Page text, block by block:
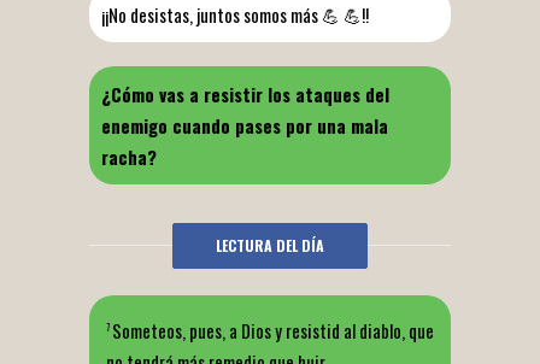
¡¡No desistas, juntos somos más 💪 💪!!
¿Cómo vas a resistir los ataques del
enemigo cuando pases por una mala
racha?
LECTURA DEL DÍA
7 Someteos, pues, a Dios y resistid al diablo, que